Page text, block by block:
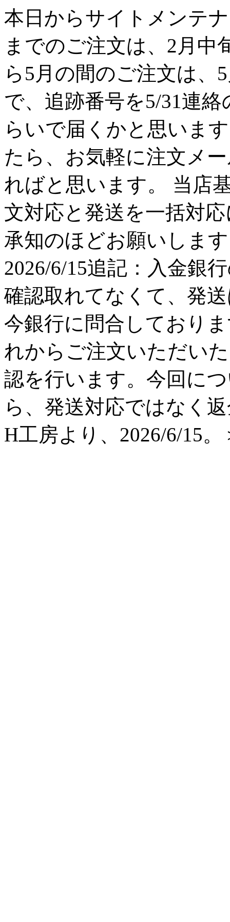
本日からサイトメンテ
までのご注文は、2月中
ら5月の間のご注文は、
で、追跡番号を5/31連
らいで届くかと思いま
たら、お気軽に注文メ
ればと思います。 当店
文対応と発送を一括対
承知のほどお願いしま
2026/6/15追記：入金銀
確認取れてなくて、発
今銀行に問合しており
れからご注文いただい
認を行います。今回に
ら、発送対応ではなく
H工房より、2026/6/15。